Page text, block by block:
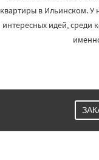
квартиры в Ильинском. У
интересных идей,